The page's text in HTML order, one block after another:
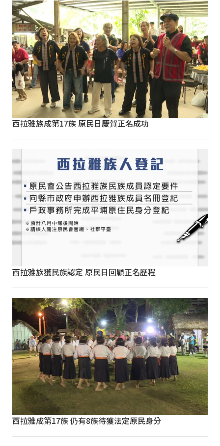
西拉雅族成第17族 原民日慶賀正名成功
西拉雅族獲民族認定 原民日回顧正名歷程
西拉雅成第17族 仍有8族待獲法定原民身分